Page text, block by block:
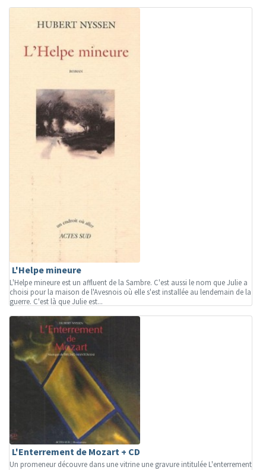
L'Helpe mineure
L'Helpe mineure est un affluent de la Sambre. C'est aussi le nom que Julie a
choisi pour la maison de l'Avesnois où elle s'est installée au lendemain de la
guerre. C'est là que Julie est...
L'Enterrement de Mozart + CD
Un promeneur découvre dans une vitrine une gravure intitulée L'enterrement